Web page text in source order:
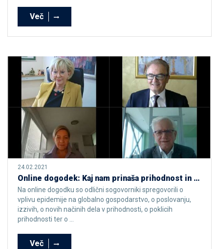
Več
24.02.2021
Online dogodek: Kaj nam prinaša prihodnost in kaj smo se naučili
Na online dogodku so odlični sogovorniki spregovorili o
vplivu epidemije na globalno gospodarstvo, o poslovanju,
izzivih, o novih načinih dela v prihodnosti, o poklicih
prihodnosti ter o ...
Več